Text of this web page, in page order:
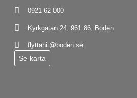
0921-62 000
Kyrkgatan 24, 961 86, Boden
flyttahit@boden.se
Se karta